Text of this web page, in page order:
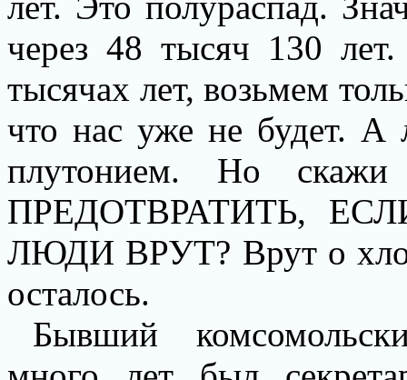
через 48 тысяч 130
тысячах лет, возьмем
что нас уже не будет. А
плутонием. Но
ПРЕДОТВРАТИТЬ,
ЛЮДИ ВРУТ? Врут о
осталось.
Бывший